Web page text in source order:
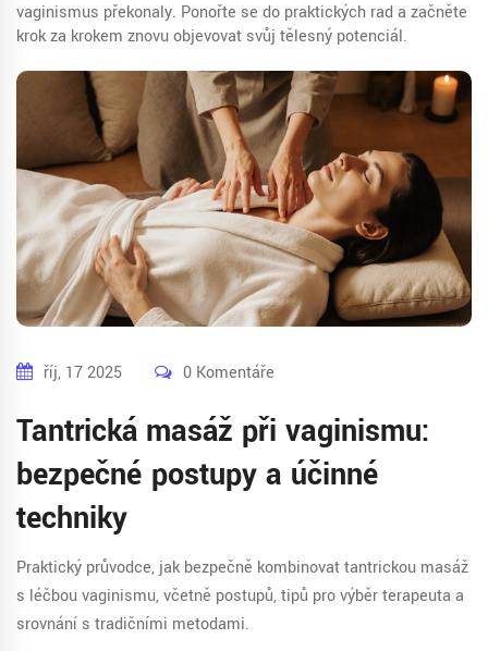
vaginismus překonaly. Ponořte se do praktických rad a začněte
krok za krokem znovu objevovat svůj tělesný potenciál.
říj, 17 2025 0 Komentáře
Tantrická masáž při vaginismu:
bezpečné postupy a účinné
techniky
Praktický průvodce, jak bezpečně kombinovat tantrickou masáž
s léčbou vaginismu, včetně postupů, tipů pro výběr terapeuta a
srovnání s tradičními metodami.